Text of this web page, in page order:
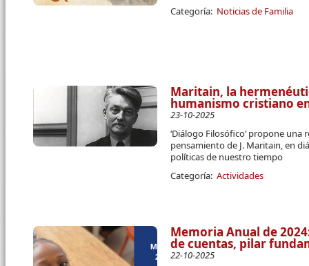
Categoría: Noticias de Familia
Maritain, la
humanismo cristiano
23-10-2025
‘Diálogo Filosófico’ propone
pensamiento de J. Maritain, en
políticas de nuestro tiempo
Categoría: Actividades
Memoria Anual de
de cuentas, pilar
22-10-2025